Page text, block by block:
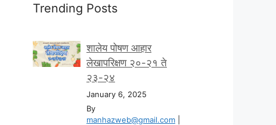
Trending Posts
शालेय पोषण आहार
लेखापरिक्षण २०-२१ ते
२३-२४
January 6, 2025
By
manhazweb@gmail.com